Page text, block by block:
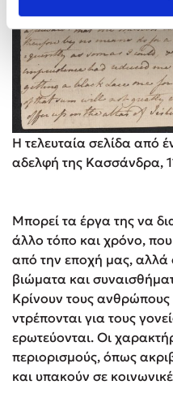
Η τελευταία σελίδα από
αδελφή της Κασσάνδρα,
Μπορεί τα έργα της να
άλλο τόπο και χρόνο,
από την εποχή μας, αλλά
βιώματα και
Κρίνουν τους
ντρέπονται για τους
ερωτεύονται. Οι
περιορισμούς, όπως
και υπακούν σε